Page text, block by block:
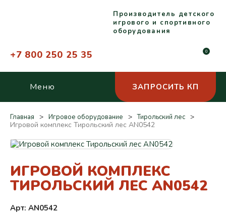
Производитель детского
игрового и спортивного
оборудования
+7 800 250 25 35 0
Меню ЗАПРОСИТЬ КП
Главная Игровое оборудование Тирольский лес
Игровой комплекс Тирольский лес AN0542
ИГРОВОЙ КОМПЛЕКС
ТИРОЛЬСКИЙ ЛЕС AN0542
Арт: AN0542